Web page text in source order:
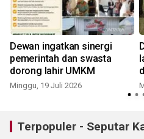
Dewan ingatkan sinergi
pemerintah dan swasta
dorong lahir UMKM
Minggu, 19 Juli 2026
Terpopuler - Seputar